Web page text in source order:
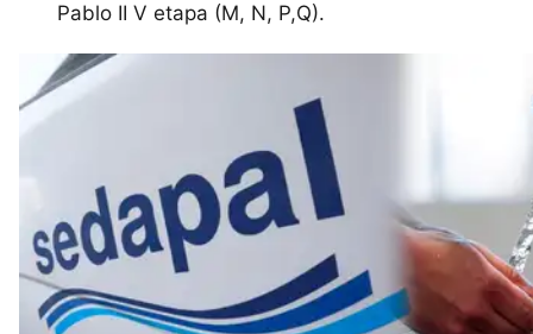
Pablo II V etapa (M, N, P,Q).